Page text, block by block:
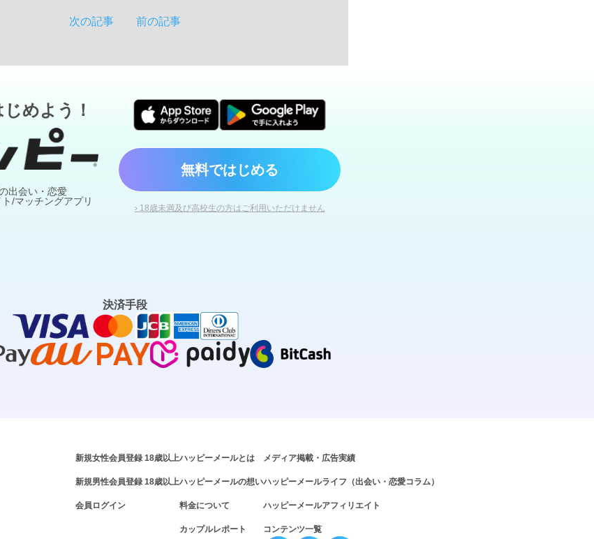
次の記事 前の記事
めよう！
出会い・恋愛
/マッチングアプリ
無料ではじめる
› 18歳未満及び高校生の方はご利用いただけません
決済手段
新規女性会員登録 18歳以上
新規男性会員登録 18歳以上
会員ログイン
ハッピーメールとは
ハッピーメールの想い
料金について
カップルレポート
メディア掲載・広告実績
ハッピーメールライフ（出会い・恋愛コラム）
ハッピーメールアフィリエイト
コンテンツ一覧